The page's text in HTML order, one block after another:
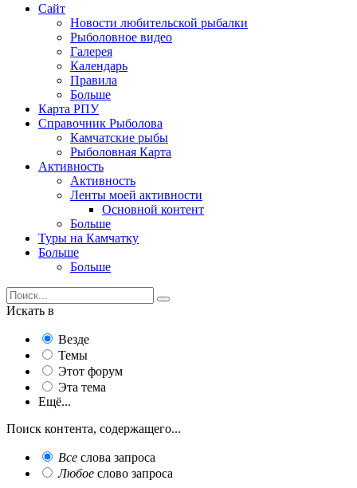
Сайт
Новости любительской рыбалки
Рыболовное видео
Галерея
Календарь
Правила
Больше
Карта РПУ
Справочник Рыболова
Камчатские рыбы
Рыболовная Карта
Активность
Активность
Ленты моей активности
Основной контент
Больше
Туры на Камчатку
Больше
Больше
Искать в
Везде
Темы
Этот форум
Эта тема
Ещё...
Поиск контента, содержащего...
Все слова запроса
Любое слово запроса